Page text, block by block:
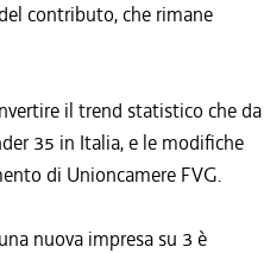
contributo, che rimane
il trend statistico che da
35 in Italia, e le modifiche
di Unioncamere FVG.
nuova impresa su 3 è